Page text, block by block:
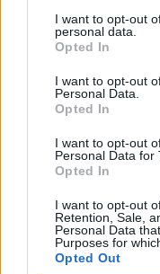
I want to opt-out
personal data.
Opted In
I want to opt-out
Personal Data.
Opted In
I want to opt-out
Personal Data for
Opted In
I want to opt-out
Retention, Sale,
Personal Data
Purposes for
Opted Out
Portfolio.hu
Kötéslisták:
MÁR ELŐFIZETŐNK